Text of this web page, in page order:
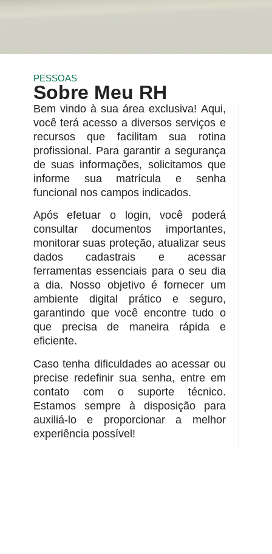
PESSOAS
Sobre Meu RH
Bem vindo à sua área exclusiva! Aqui,
você terá acesso a diversos serviços e
recursos que facilitam sua rotina
profissional. Para garantir a segurança
de suas informações, solicitamos que
informe sua matrícula e senha
funcional nos campos indicados.
Após efetuar o login, você poderá
consultar documentos importantes,
monitorar suas proteção, atualizar seus
dados cadastrais e acessar
ferramentas essenciais para o seu dia
a dia. Nosso objetivo é fornecer um
ambiente digital prático e seguro,
garantindo que você encontre tudo o
que precisa de maneira rápida e
eficiente.
Caso tenha dificuldades ao acessar ou
precise redefinir sua senha, entre em
contato com o suporte técnico.
Estamos sempre à disposição para
auxiliá-lo e proporcionar a melhor
experiência possível!